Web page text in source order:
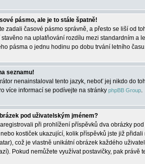
pásmo, ale je to stále špatně!
zadali časové pásmo správně, a přesto se liší od
na uplatňování rozdílu mezi standardním a
pásma o jednu hodinu po dobu trvání letního
seznamu!
nenainstaloval tento jazyk, neboť jej nikdo do
více informací se podívejte na stránky phpBB Group.
pod uživatelským jménem?
při prohlížení příspěvků dva obrázky
kostiček ukazující, kolik příspěvků jste již
což je vlastně unikátní obrázek každého
Pokud nemůžete využívat postavičky, pak